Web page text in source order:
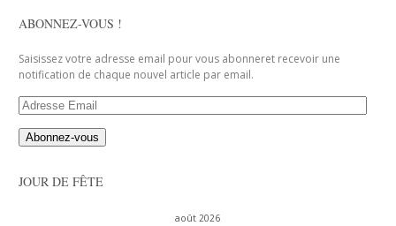
ABONNEZ-VOUS !
Saisissez votre adresse email pour vous abonneret recevoir une
notification de chaque nouvel article par email.
Adresse
Email
JOUR DE FÊTE
août 2026